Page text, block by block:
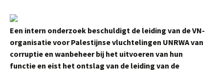
Een intern onderzoek beschuldigt de leiding van de VN-
organisatie voor Palestijnse vluchtelingen UNRWA van
corruptie en wanbeheer bij het uitvoeren van hun
functie en eist het ontslag van de leiding van de